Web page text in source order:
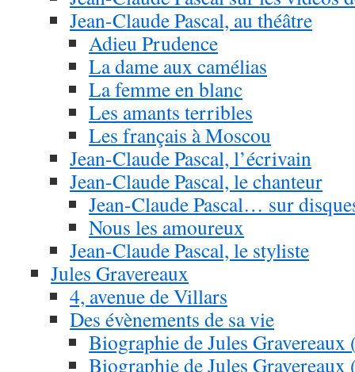
Jean-Claude Pascal, au théâtre
Adieu Prudence
La dame aux camélias
La femme en blanc
Les amants terribles
Les français à Moscou
Jean-Claude Pascal, l’écrivain
Jean-Claude Pascal, le chanteur
Jean-Claude Pascal… sur
Nous les amoureux
Jean-Claude Pascal, le styliste
Jules Gravereaux
4, avenue de Villars
Des évènements de sa vie
Biographie de Jules
Biographie de Jules